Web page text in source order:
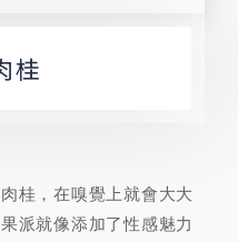
桂
桂，在嗅覺上就會大大
派就像添加了性感魅力